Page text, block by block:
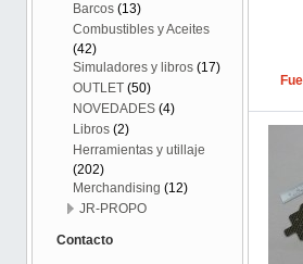
Barcos (13)
Combustibles y Aceites
(42)
Simuladores y libros (17)
OUTLET (50)
NOVEDADES (4)
Libros (2)
Herramientas y utillaje
(202)
Merchandising (12)
JR-PROPO
Contacto